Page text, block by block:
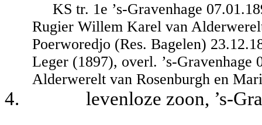
KS tr. 1e ’s-Gravenhage
Rugier Willem Karel van
Poerworedjo (Res. Bagelen)
Leger (1897), overl. ’s-Gravenhage
Alderwerelt van Rosenburgh en
4. levenloze zoon, ’s-